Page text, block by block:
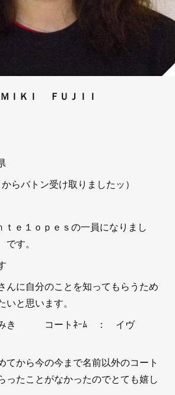
ＩＫＩ ＦＵＪＩＩ
らバトン受け取りましたッ）
ｅ１ｏｐｅｓの一員になりまし
す。
んに自分のことを知ってもらうため
と思います。
みき コートﾈｰﾑ ： イヴ
から今の今まで名前以外のコート
ったことがなかったのでとても嬉し